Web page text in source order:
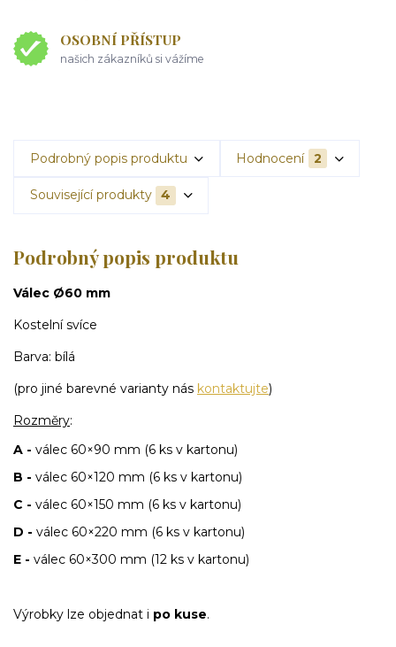
OSOBNÍ PŘÍSTUP
našich zákazníků si vážíme
Podrobný popis produktu Hodnocení 2
Související produkty 4
Podrobný popis produktu
Válec Ø60 mm
Kostelní svíce
Barva: bílá
(pro jiné barevné varianty nás kontaktujte)
Rozměry:
A - válec 60×90 mm (6 ks v kartonu)
B - válec 60×120 mm (6 ks v kartonu)
C - válec 60×150 mm (6 ks v kartonu)
D - válec 60×220 mm (6 ks v kartonu)
E - válec 60×300 mm (12 ks v kartonu)
Výrobky lze objednat i po kuse.